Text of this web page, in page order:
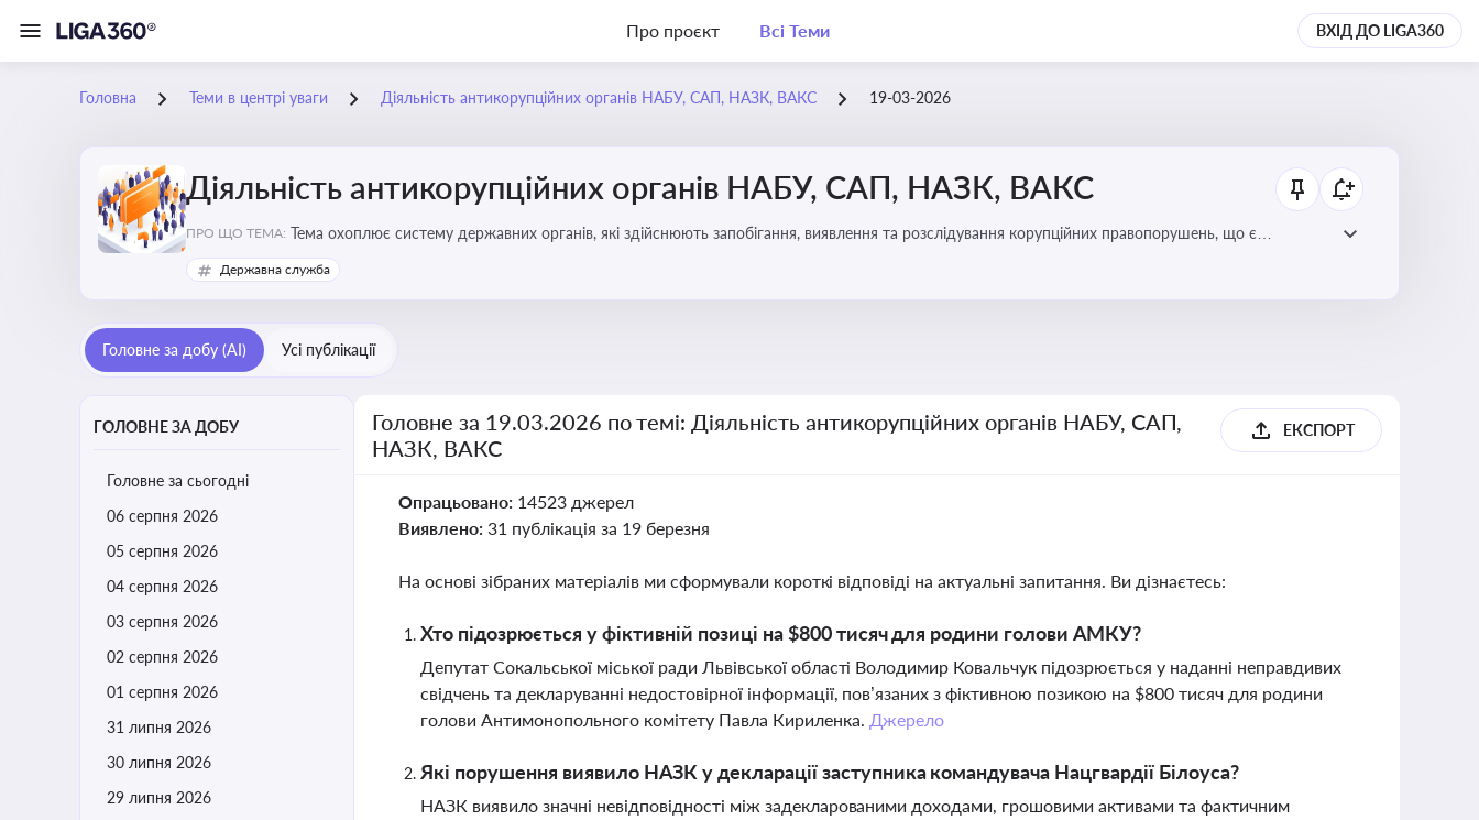
Про проєкт Всі Теми ВХІД ДО LIGA360
Головна Теми в центрі уваги Діяльність антикорупційних органів НАБУ, САП, НАЗК, ВАКС 19-03-2026
Діяльність антикорупційних органів НАБУ, САП, НАЗК, ВАКС
ПРО ЩО ТЕМА: Тема охоплює систему державних органів, які здійснюють запобігання, виявлення та розслідування корупційних правопорушень, що є
ключовим елементом забезпечення прозорості й доброчесності у державному управлінні та бізнесі
Державна служба
Головне за добу (AI) Усі публікації
ГОЛОВНЕ ЗА ДОБУ
Головне за сьогодні
06 серпня 2026
05 серпня 2026
04 серпня 2026
03 серпня 2026
02 серпня 2026
01 серпня 2026
31 липня 2026
30 липня 2026
29 липня 2026
Головне за 19.03.2026 по темі: Діяльність антикорупційних органів НАБУ, САП,
НАЗК, ВАКС
ЕКСПОРТ
Опрацьовано: 14523 джерел
Виявлено: 31 публікація за 19 березня
На основі зібраних матеріалів ми сформували короткі відповіді на актуальні запитання. Ви дізнаєтесь:
Хто підозрюється у фіктивній позиці на $800 тисяч для родини голови АМКУ?
Депутат Сокальської міської ради Львівської області Володимир Ковальчук підозрюється у наданні неправдивих
свідчень та декларуванні недостовірної інформації, пов’язаних з фіктивною позикою на $800 тисяч для родини
голови Антимонопольного комітету Павла Кириленка. Джерело
Які порушення виявило НАЗК у декларації заступника командувача Нацгвардії Білоуса?
НАЗК виявило значні невідповідності між задекларованими доходами, грошовими активами та фактичним